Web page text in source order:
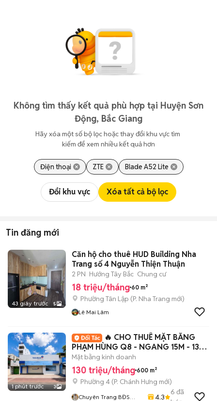
Không tìm thấy kết quả phù hợp tại Huyện Sơn
Động, Bắc Giang
Hãy xóa một số bộ lọc hoặc thay đổi khu vực tìm
kiếm để xem nhiều kết quả hơn
Điện thoại ZTE Blade A52 Lite
Đổi khu vực Xóa tất cả bộ lọc
Tin đăng mới
43 giây trước 5
Căn hộ cho thuê HUD Building Nha
Trang số 4 Nguyễn Thiện Thuận
2 PN Hướng Tây Bắc Chung cư
18 triệu/tháng 60 m²
Phường Tân Lập (P. Nha Trang mới)
Lê Mai Lâm
1 phút trước 3
🔥 CHO THUÊ MẶT BẰNG
PHẠM HÙNG Q8 - NGANG 15M - 130
TRIỆU
Mặt bằng kinh doanh
130 triệu/tháng 600 m²
Phường 4 (P. Chánh Hưng mới)
Chuyên Trang BĐS
4.3
6 đã